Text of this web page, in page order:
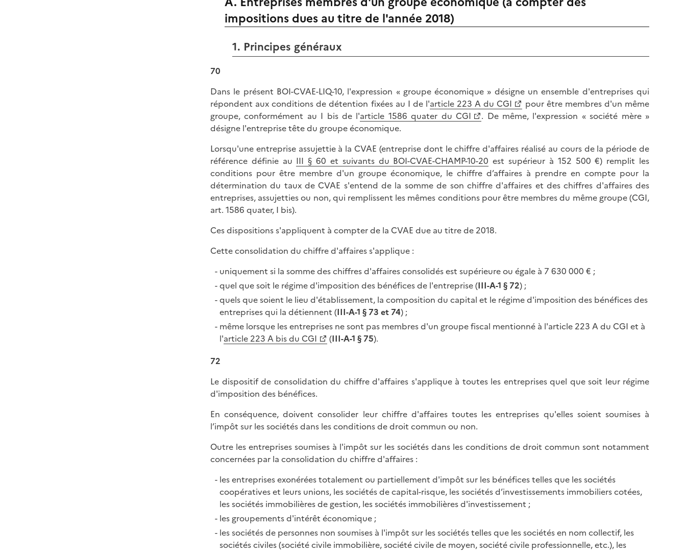
impositions dues au titre de l'année 2018)
1. Principes généraux
70
Dans le présent BOI-CVAE-LIQ-10, l'expression « groupe économique » désigne un ensemble d'entreprises qui
répondent aux conditions de détention fixées au I de l'article 223 A du CGI
pour être membres d'un même
groupe, conformément au I bis de l'article 1586 quater du CGI
. De même, l'expression « société mère »
désigne l'entreprise tête du groupe économique.
Lorsqu'une entreprise assujettie à la CVAE (entreprise dont le chiffre d'affaires réalisé au cours de la période de
référence définie au III § 60 et suivants du BOI-CVAE-CHAMP-10-20 est supérieur à 152 500 €) remplit les
conditions pour être membre d'un groupe économique, le chiffre d’affaires à prendre en compte pour la
détermination du taux de CVAE s'entend de la somme de son chiffre d'affaires et des chiffres d'affaires des
entreprises, assujetties ou non, qui remplissent les mêmes conditions pour être membres du même groupe (CGI,
art. 1586 quater, I bis).
Ces dispositions s'appliquent à compter de la CVAE due au titre de 2018.
Cette consolidation du chiffre d'affaires s'applique :
uniquement si la somme des chiffres d'affaires consolidés est supérieure ou égale à 7 630 000 € ;
quel que soit le régime d'imposition des bénéfices de l'entreprise (III-A-1 § 72) ;
quels que soient le lieu d'établissement, la composition du capital et le régime d'imposition des bénéfices des
entreprises qui la détiennent (III-A-1 § 73 et 74) ;
même lorsque les entreprises ne sont pas membres d'un groupe fiscal mentionné à l'article 223 A du CGI et à
l'article 223 A bis du CGI (III-A-1 § 75).
72
Le dispositif de consolidation du chiffre d'affaires s'applique à toutes les entreprises quel que soit leur régime
d'imposition des bénéfices.
En conséquence, doivent consolider leur chiffre d'affaires toutes les entreprises qu'elles soient soumises à
l’impôt sur les sociétés dans les conditions de droit commun ou non.
Outre les entreprises soumises à l'impôt sur les sociétés dans les conditions de droit commun sont notamment
concernées par la consolidation du chiffre d'affaires :
les entreprises exonérées totalement ou partiellement d'impôt sur les bénéfices telles que les sociétés
coopératives et leurs unions, les sociétés de capital-risque, les sociétés d’investissements immobiliers cotées,
les sociétés immobilières de gestion, les sociétés immobilières d'investissement ;
les groupements d'intérêt économique ;
les sociétés de personnes non soumises à l'impôt sur les sociétés telles que les sociétés en nom collectif, les
sociétés civiles (société civile immobilière, société civile de moyen, société civile professionnelle, etc.), les